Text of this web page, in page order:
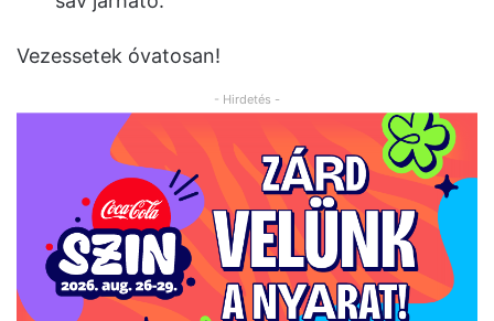
Vezessetek óvatosan!
- Hirdetés -